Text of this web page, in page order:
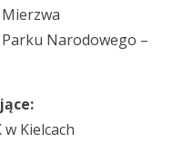
Narodowego –
Kielcach